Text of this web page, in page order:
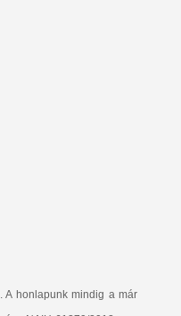
A honlapunk mindig a már